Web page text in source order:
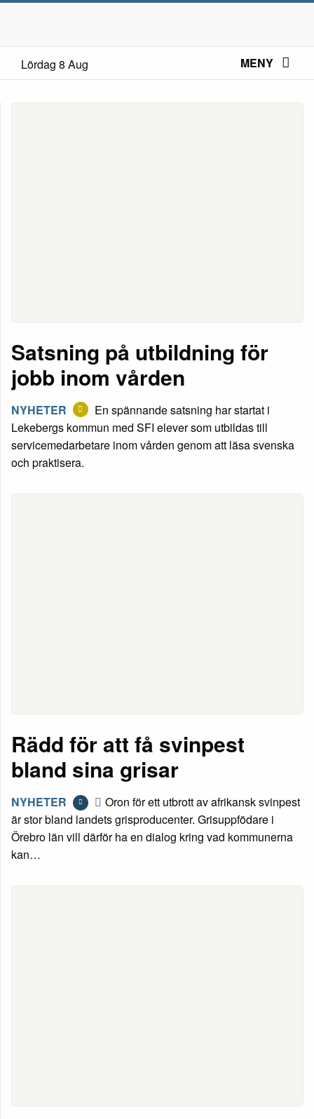
Lördag 8 Aug MENY
Satsning på utbildning för
jobb inom vården
NYHETER
En spännande satsning har startat i
Lekebergs kommun med SFI elever som utbildas till
servicemedarbetare inom vården genom att läsa svenska
och praktisera.
Rädd för att få svinpest
bland sina grisar
NYHETER
Oron för ett utbrott av afrikansk svinpest
är stor bland landets grisproducenter. Grisuppfödare i
Örebro län vill därför ha en dialog kring vad kommunerna
kan…